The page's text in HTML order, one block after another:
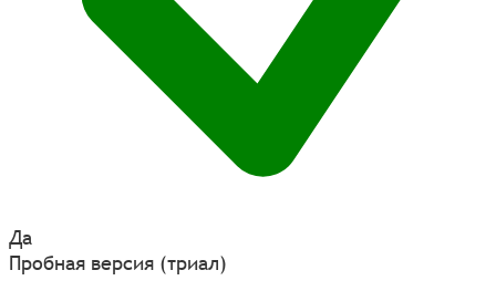
Да
Пробная версия (триал)